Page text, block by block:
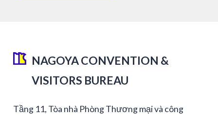
NAGOYA CONVENTION &
VISITORS BUREAU
Tầng 11, Tòa nhà Phòng Thương mại và công